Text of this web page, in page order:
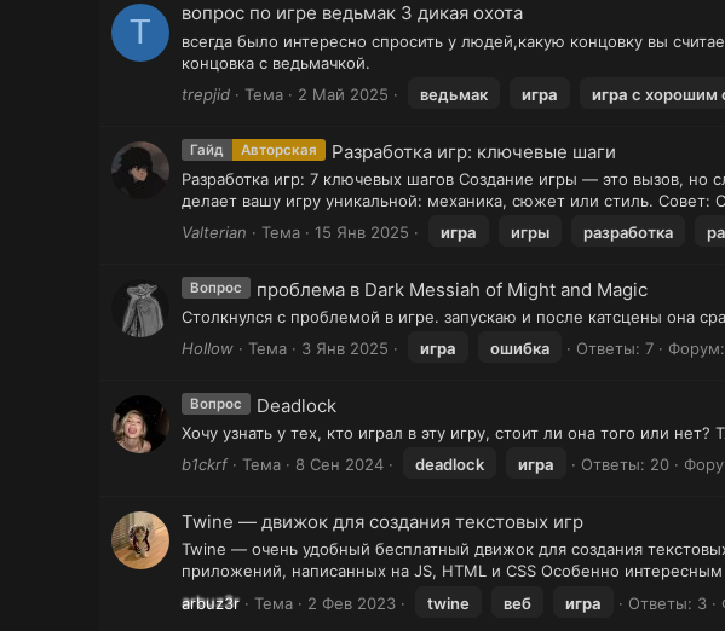
T вопрос по игре ведьмак 3 дикая охота
всегда было интересно спросить у людей,какую концовку вы
концовка с ведьмачкой.
trepjid
Тема 2 Май 2025 ведьмак игра игра с хорошим
Гайд Авторская Разработка игр: ключевые шаги
Разработка игр: 7 ключевых шагов Создание игры — это вызов,
делает вашу игру уникальной: механика, сюжет или стиль. Совет:
Valterian
Тема 15 Янв 2025 игра игры разработка
Вопрос проблема в Dark Messiah of Might and Magic
Столкнулся с проблемой в игре. запускаю и после катсцены она
HoIIow
Тема 3 Янв 2025 игра ошибка Ответы: 7 Форум:
Вопрос Deadlock
Хочу узнать у тех, кто играл в эту игру, стоит ли она того или нет?
b1ckrf
Тема 8 Сен 2024 deadlock игра Ответы: 20
Twine — движок для создания текстовых игр
Twine — очень удобный бесплатный движок для создания
приложений, написанных на JS, HTML и CSS Особенно
arbuz3r
Тема 2 Фев 2023 twine веб игра Ответы: 3